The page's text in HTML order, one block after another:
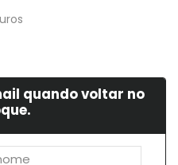
quando voltar no